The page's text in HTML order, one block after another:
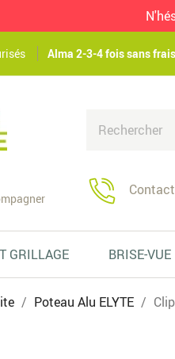
Alma 2-3-4 fois sans frais
GRILLAGE BRISE-VUE
Poteau Alu ELYTE